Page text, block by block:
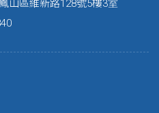
山區維新路128號5樓3室